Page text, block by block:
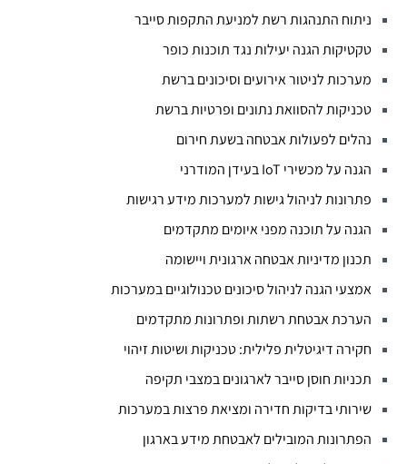
ניתוח התנהגות רשת למניעת התקפות סייבר
טקטיקות הגנה יעילות נגד תוכנות כופר
מערכות לניטור אירועים וסיכונים ברשת
טכניקות להסוואת נתונים ופרטיות ברשת
נהלים לפעולות אבטחה בשעת חירום
הגנה על מכשירי IoT בעידן המודרני
פתרונות לניהול גישות למערכות מידע רגישות
הגנה על תוכנה מפני איומים מתקדמים
תכנון מדיניות אבטחה ארגונית ויישומה
אמצעי הגנה לניהול סיכונים טכנולוגיים במערכות
הערכת אבטחת רשתות ופתרונות מתקדמים
חקירה דיגיטלית פלילית: טכניקות ושיטות זיהוי
תכניות חוסן סייבר לארגונים במצבי תקיפה
שירותי בדיקות חדירה ומציאת פרצות במערכות
הפתרונות המובילים לאבטחת מידע בארגון